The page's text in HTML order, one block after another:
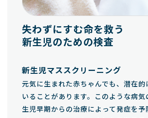
失わずにすむ命を救う
新生児のための検査
新生児マススクリーニング
元気に生まれた赤ちゃんでも、潜在的
いることがあります。このような病気
生児早期からの治療によって発症を予